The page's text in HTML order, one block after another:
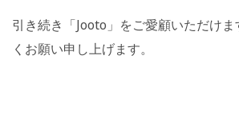
引き続き「Jooto」をご愛顧いただけ
くお願い申し上げます。